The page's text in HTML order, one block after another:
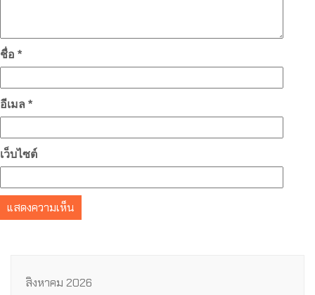
ชื่อ *
อีเมล *
เว็บไซต์
สิงหาคม 2026